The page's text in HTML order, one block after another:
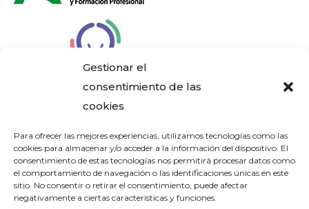
Gestionar el
consentimiento de las
cookies
Para ofrecer las mejores experiencias, utilizamos tecnologías como las
cookies para almacenar y/o acceder a la información del dispositivo. El
consentimiento de estas tecnologías nos permitirá procesar datos como
el comportamiento de navegación o las identificaciones únicas en este
sitio. No consentir o retirar el consentimiento, puede afectar
negativamente a ciertas características y funciones.
Aviso Legal
Política de Privacidad
Política de Cookies